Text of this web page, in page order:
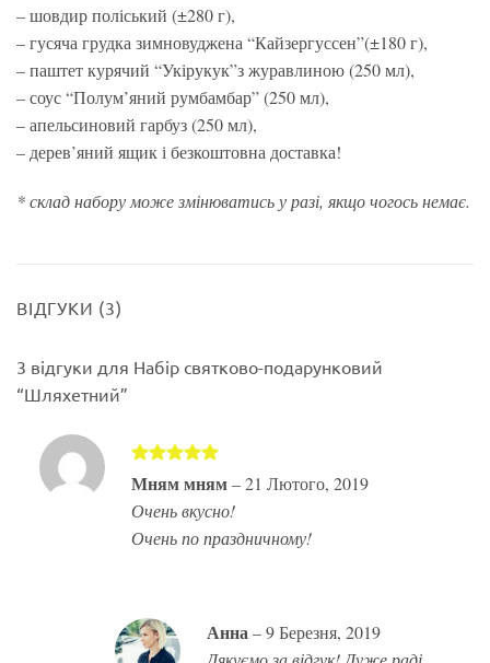
– шовдир поліський (±280 г),
– гусяча грудка зимновуджена “Кайзергуссен”(±180 г),
– паштет курячий “Укірукук”з журавлиною (250 мл),
– соус “Полум’яний румбамбар” (250 мл),
– апельсиновий гарбуз (250 мл),
– дерев’яний ящик і безкоштовна доставка!
* склад набору може змінюватись у разі, якщо чогось немає.
ВІДГУКИ (3)
3 відгуки для Набір святково-подарунковий
“Шляхетний”
Оцінено в
5з 5
Мням мням– 21 Лютого, 2019
Очень вкусно!
Очень по праздничному!
Анна– 9 Березня, 2019